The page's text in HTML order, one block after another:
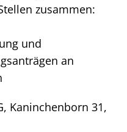
zusammen:
und
an
Kaninchenborn 31,